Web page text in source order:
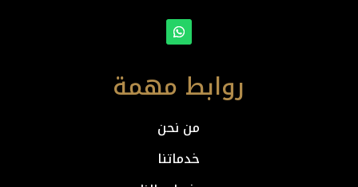
روابط مهمة
من نحن
خدماتنا